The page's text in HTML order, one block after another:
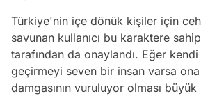
Türkiye'nin içe dönük kişiler için
savunan kullanıcı bu karaktere
tarafından da onaylandı. Eğer
geçirmeyi seven bir insan varsa
damgasının vuruluyor olması